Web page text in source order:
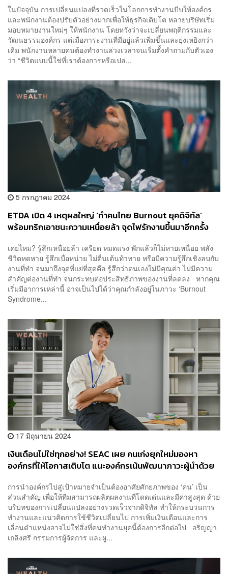
ในปัจจุบัน การเปลี่ยนแปลงที่รวดเร็วในโลกการทำงานบีบให้องค์กร
และพนักงานต้องปรับตัวอย่างมากเพื่อให้ธุรกิจเติบโต หลายบริษัทเริ่ม
มอบหมายงานใหม่ๆ ให้พนักงาน โดยหวังว่าจะเปลี่ยนพฤติกรรมและ
วัฒนธรรมองค์กร แต่เมื่อภาระงานที่มีอยู่แล้วเพิ่มขึ้นและยุ่งเหยิงกว่า
เดิม พนักงานหลายคนต้องทำงานล่วงเวลาจนเริ่มตั้งคำถามกับตัวเอง
ว่า “ชีวิตแบบนี้ใช่ที่เราต้องการหรือเปล่...
5 กรกฎาคม 2024
ETDA เปิด 4 เหตุผลใหญ่ ‘ทำคนไทย Burnout ยุคดิจิทัล’
พร้อมทริกเอาชนะความเหนื่อยล้า จุดไฟรักงานขึ้นมาอีกครั้ง
เคยไหม? รู้สึกเหนื่อยล้า เครียด หมดแรง พักแล้วก็ไม่หายเหนื่อย พลัง
ชีวิตหดหาย รู้สึกเบื่อหน่าย ไม่ตื่นเต้นท้าทาย หรือมีความรู้สึกเชิงลบกับ
งานที่ทำ จนมาถึงจุดที่แย่ที่สุดคือ รู้สึกว่าตนเองไม่มีคุณค่า ไม่มีความ
สำคัญต่องานที่ทำ จนกระทบต่อประสิทธิภาพของงานที่ลดลง หากคุณ
เริ่มมีอาการเหล่านี้ อาจเป็นไปได้ว่าคุณกำลังอยู่ในภาวะ ‘Burnout
Syndrome...
17 มิถุนายน 2024
เงินเดือนไม่ใช่ทุกอย่าง! SEAC เผย คนเก่งยุคใหม่มองหา
องค์กรที่ให้โอกาสเติบโต แนะองค์กรเน้นพัฒนาภาวะผู้นำด้วย
การนำองค์กรไปสู่เป้าหมายจำเป็นต้องอาศัยศักยภาพของ ‘คน’ เป็น
ส่วนสำคัญ เพื่อให้ทีมสามารถผลิตผลงานที่โดดเด่นและมีค่าสูงสุด ด้วย
บริบทของการเปลี่ยนแปลงอย่างรวดเร็วจากดิจิทัล ทำให้กระบวนการ
ทำงานและแนวคิดการใช้ชีวิตเปลี่ยนไป การเพิ่มเงินเดือนและการ
เลื่อนตำแหน่งอาจไม่ใช่สิ่งที่คนทำงานยุคนี้ต้องการอีกต่อไป อริญญา
เถลิงศรี กรรมการผู้จัดการ และผู...